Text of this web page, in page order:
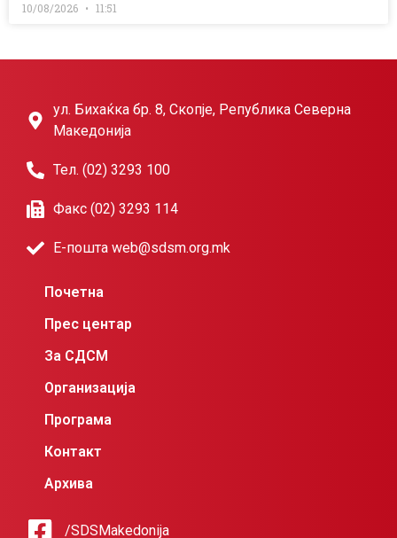
10/08/2026 11:51
ул. Бихаќка бр. 8, Скопје, Република Северна
Македонија
Тел. (02) 3293 100
Факс (02) 3293 114
Е-пошта web@sdsm.org.mk
Почетна
Прес центар
За СДСМ
Организација
Програма
Контакт
Архива
/SDSMakedonija